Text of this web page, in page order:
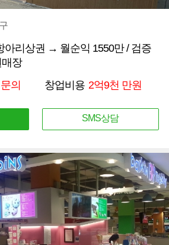
아리상권 → 월순익 1550만 / 검증
장
의 창업비용 2억9천 만원
SMS상담